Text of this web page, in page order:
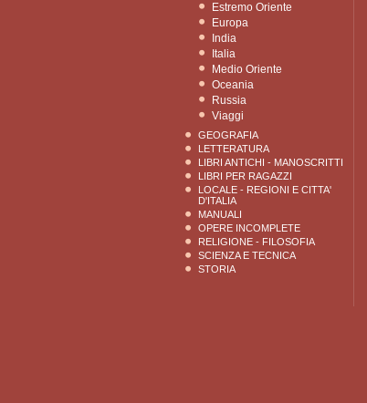
Estremo Oriente
Europa
India
Italia
Medio Oriente
Oceania
Russia
Viaggi
GEOGRAFIA
LETTERATURA
LIBRI ANTICHI - MANOSCRITTI
LIBRI PER RAGAZZI
LOCALE - REGIONI E CITTA'
D'ITALIA
MANUALI
OPERE INCOMPLETE
RELIGIONE - FILOSOFIA
SCIENZA E TECNICA
STORIA